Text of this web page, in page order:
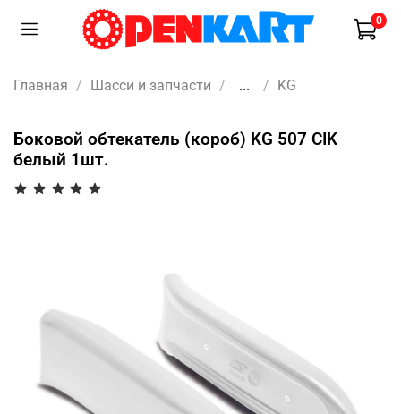
0
Главная Шасси и запчасти ... KG
Боковой обтекатель (короб) KG 507 CIK
белый 1шт.